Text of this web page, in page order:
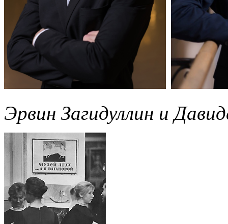
Эрвин Загидуллин и